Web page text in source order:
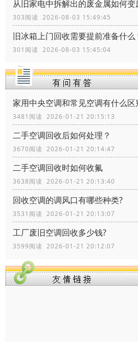
从旧家电中拆解出的废金属如何变
303阅读 2026-08-03 15:49:45
旧冰箱上门回收需要提前准备什么
301阅读 2026-08-03 15:45:04
家用中央空调和常见空调有什么区
3481阅读 2026-01-21 20:15:13
二手空调回收后如何处理？
3670阅读 2026-01-21 20:14:47
二手空调回收时如何收氟
3638阅读 2026-01-21 20:13:40
回收空调的调风口有哪些种类?
3531阅读 2026-01-21 20:13:07
工厂废旧空调回收多少钱?
3599阅读 2026-01-21 20:12:07